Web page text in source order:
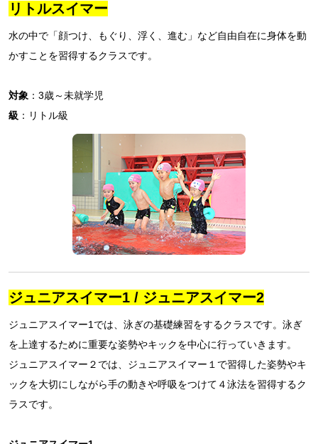
リトルスイマー
水の中で「顔つけ、もぐり、浮く、進む」など自由自在に身体を動
かすことを習得するクラスです。
対象 ：3歳～未就学児
級 ：リトル級
ジュニアスイマー1 / ジュニアスイマー2
ジュニアスイマー1では、泳ぎの基礎練習をするクラスです。泳ぎ
を上達するために重要な姿勢やキックを中心に行っていきます。
ジュニアスイマー２では、ジュニアスイマー１で習得した姿勢やキ
ックを大切にしながら手の動きや呼吸をつけて４泳法を習得するク
ラスです。